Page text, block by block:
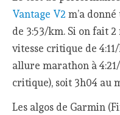
Vantage V2 m’a
de 3:53/km. Si on fait
vitesse critique de
allure marathon à
critique), soit 3h04 au
Les algos de Garmin